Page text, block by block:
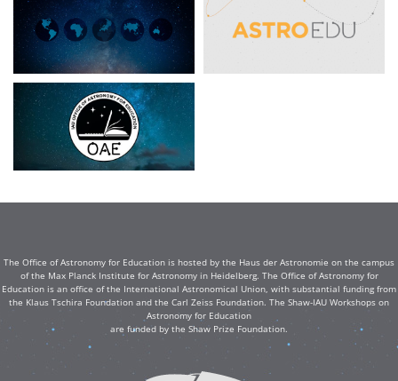
The Office of Astronomy for Education is hosted by the Haus der Astronomie on the campus
of the Max Planck Institute for Astronomy in Heidelberg. The Office of Astronomy for
Education is an office of the International Astronomical Union, with substantial funding from
the Klaus Tschira Foundation and the Carl Zeiss Foundation. The Shaw-IAU Workshops on
Astronomy for Education
are funded by the Shaw Prize Foundation.